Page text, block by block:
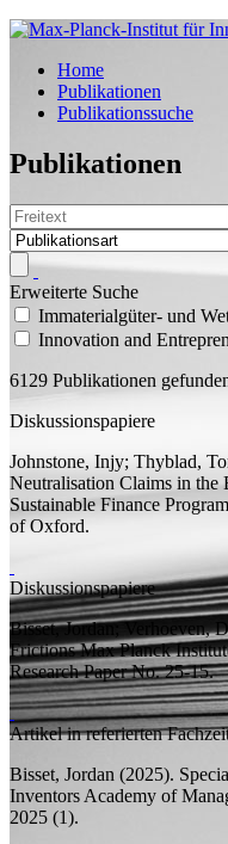
Home
Publikationen
Publikationssuche
Publikationen
Erweiterte Suche
Immaterialgüter- und
Innovation and
6129 Publikationen
Diskussionspapiere
Johnstone, Injy; Thyblad,
Neutralisation Claims in the
Sustainable Finance
of Oxford.
Diskussionspapiere
Bisset, Jordan;Verhoeven,
Frictions Max Planck
Research PaperNo. 25-15.
Artikel in referierten
Bisset, Jordan (2025).
Inventors Academy of
2025 (1).